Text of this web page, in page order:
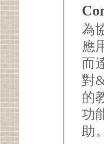
為
應
而
對
的
功
助。